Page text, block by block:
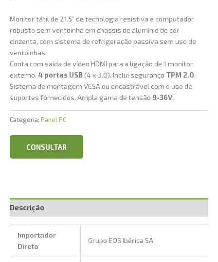
Monitor tátil de 21,5” de tecnologia resistiva e computador
robusto sem ventoinha em chassis de alumínio de cor
cinzenta, com sistema de refrigeração passiva sem uso de
ventoinhas.
Conta com saída de vídeo HDMI para a ligação de 1 monitor
externo. 4 portas USB(4 x 3.0). Inclui segurança TPM 2.0.
Sistema de montagem VESA ou encastrável com o uso de
suportes fornecidos. Ampla gama de tensão 9-36V.
Categoria: Panel PC
CONSULTAR
Descrição
Importador
Direto
Grupo EOS Ibérica SA